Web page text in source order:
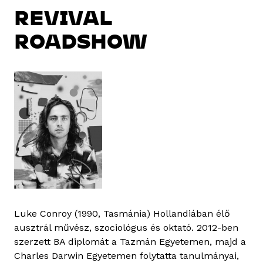
REVIVAL
ROADSHOW
Luke Conroy (1990, Tasmánia) Hollandiában élő
ausztrál művész, szociológus és oktató. 2012-ben
szerzett BA diplomát a Tazmán Egyetemen, majd a
Charles Darwin Egyetemen folytatta tanulmányai,